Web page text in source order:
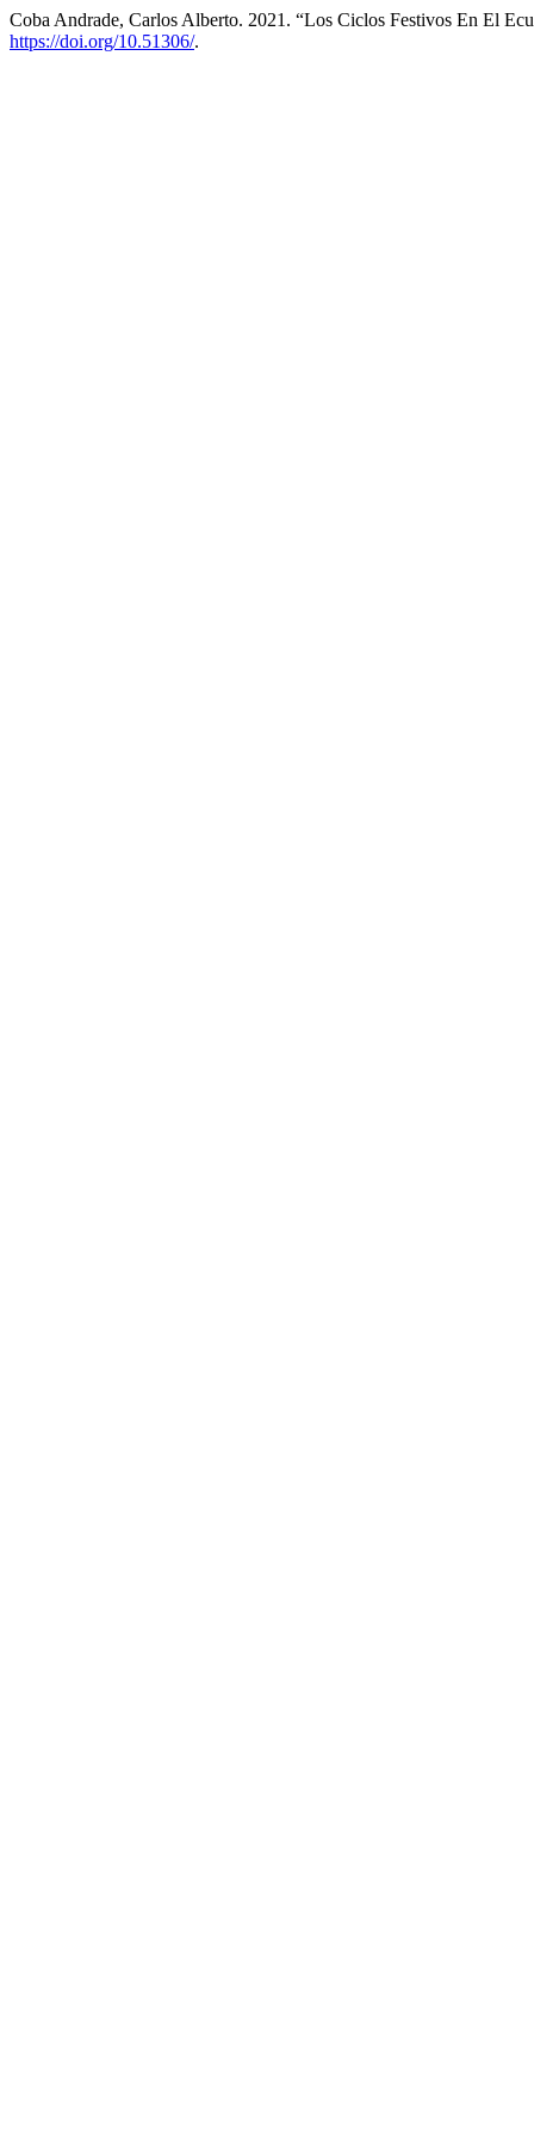
Coba Andrade, Carlos Alberto. 2021. “Los Ciclos Festivos En El
https://doi.org/10.51306/.